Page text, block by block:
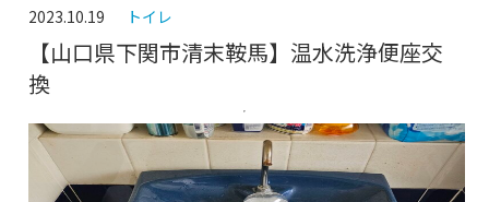
2023.10.19 トイレ
【山口県下関市清末鞍馬】温水洗浄便座交
換